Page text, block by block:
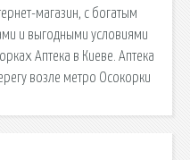
магазин, с богатым
и выгодными условиями
Аптека в Киеве. Аптека
возле метро Осокорки